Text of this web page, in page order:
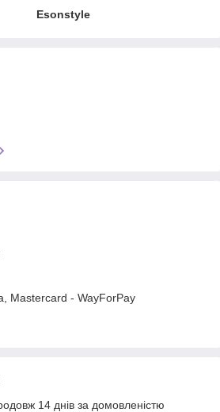
Esonstyle
Mastercard - WayForPay
14 днів за домовленістю